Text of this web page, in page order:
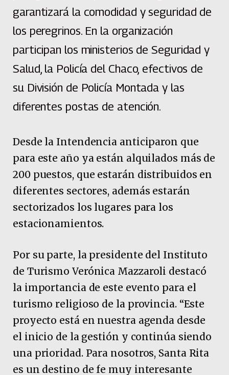
garantizará la comodidad y seguridad de
los peregrinos. En la organización
participan los ministerios de Seguridad y
Salud, la Policía del Chaco, efectivos de
su División de Policía Montada y las
diferentes postas de atención.
Desde la Intendencia anticiparon que
para este año ya están alquilados más de
200 puestos, que estarán distribuidos en
diferentes sectores, además estarán
sectorizados los lugares para los
estacionamientos.
Por su parte, la presidente del Instituto
de Turismo Verónica Mazzaroli destacó
la importancia de este evento para el
turismo religioso de la provincia. “Este
proyecto está en nuestra agenda desde
el inicio de la gestión y continúa siendo
una prioridad. Para nosotros, Santa Rita
es un destino de fe muy interesante